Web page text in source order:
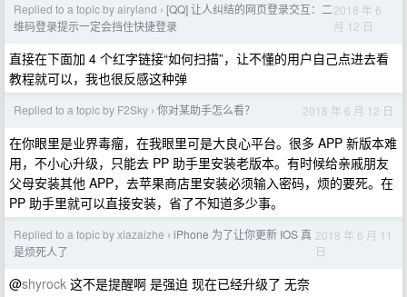
Replied to a topic by airyland › [QQ] 让人纠结的网页登录交互：二
维码登录提示一定会挡住快捷登录
2018 年 6
月 12 日
直接在下面加 4 个红字链接“如何扫描”，让不懂的用户自己点进去看
教程就可以，我也很反感这种弹
Replied to a topic by F2Sky › 你对某助手怎么看？ 2018 年 6 月 12 日
在你眼里是业界毒瘤，在我眼里可是大良心平台。很多 APP 新版本难
用，不小心升级，只能去 PP 助手里安装老版本。有时候给亲戚朋友
父母安装其他 APP，去苹果商店里安装必须输入密码，烦的要死。在
PP 助手里就可以直接安装，省了不知道多少事。
Replied to a topic by xiazaizhe › iPhone 为了让你更新 IOS 真
是烦死人了
2018 年 6 月 11
日
@shyrock 这不是提醒啊 是强迫 现在已经升级了 无奈